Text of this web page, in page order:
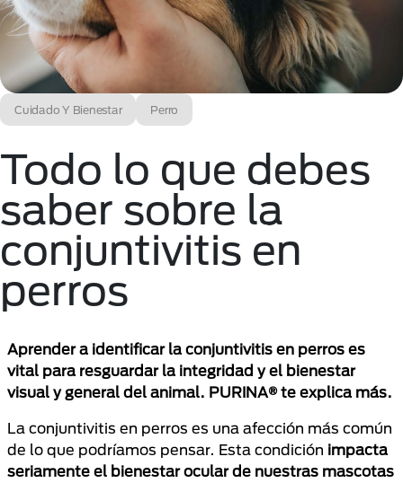
Cuidado Y Bienestar Perro
Todo lo que debes
saber sobre la
conjuntivitis en
perros
Aprender a identificar la conjuntivitis en perros es
vital para resguardar la integridad y el bienestar
visual y general del animal. PURINA® te explica más.
La conjuntivitis en perros es una afección más común
de lo que podríamos pensar. Esta condición impacta
seriamente el bienestar ocular de nuestras mascotas